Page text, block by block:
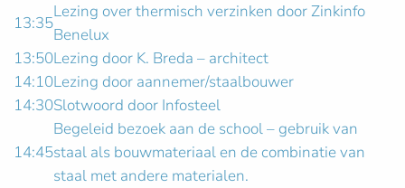
13:35
Lezing over thermisch verzinken door Zinkinfo
Benelux
13:50Lezing door K. Breda – architect
14:10Lezing door aannemer/staalbouwer
14:30Slotwoord door Infosteel
14:45
Begeleid bezoek aan de school – gebruik van
staal als bouwmateriaal en de combinatie van
staal met andere materialen.